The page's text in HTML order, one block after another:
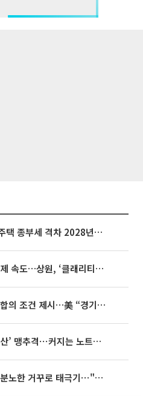
종부세 개편에도…1·3주택 종부세 격차 2028년부터 확대
미국, 가상자산 포괄 규제 속도…상원, ‘클래리티법’ 9월 절차투표 추진
이란, 미국에 호르무즈 합의 조건 제시…美 “경기 아직 안 끝나” [종합]
맥북 품은 삼성에 ‘중국산’ 맹추격⋯커지는 노트북 OLED 시장
서경덕 교수, 김희철도 분노한 거꾸로 태극기⋯"엉터리는 아냐, 아쉬울 뿐"